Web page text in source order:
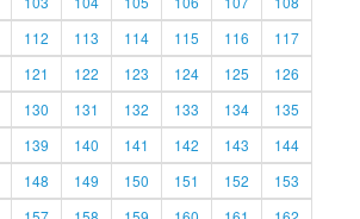
112 113 114 115 116
117
121 122 123 124 125
126
130 131 132 133 134
135
139 140 141 142 143
144
148 149 150 151 152
153